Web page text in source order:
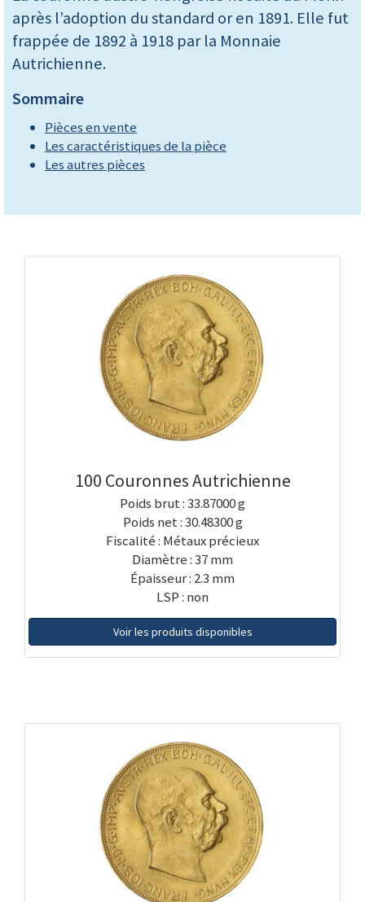
après l’adoption du standard or en 1891. Elle fut
frappée de 1892 à 1918 par la Monnaie
Autrichienne.
Sommaire
Pièces en vente
Les caractéristiques de la pièce
Les autres pièces
100 Couronnes Autrichienne
Poids brut : 33.87000 g
Poids net : 30.48300 g
Fiscalité : Métaux précieux
Diamètre : 37 mm
Épaisseur : 2.3 mm
LSP : non
Voir les produits disponibles